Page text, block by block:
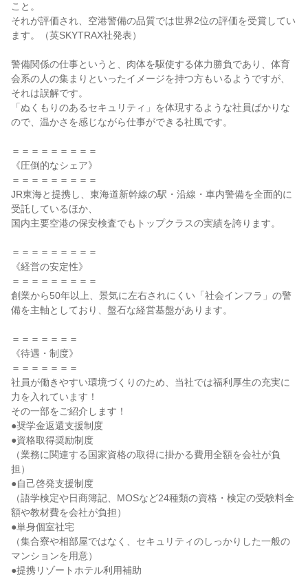
こと。
それが評価され、空港警備の品質では世界2位の評価を受賞してい
ます。（英SKYTRAX社発表）
警備関係の仕事というと、肉体を駆使する体力勝負であり、体育
会系の人の集まりといったイメージを持つ方もいるようですが、
それは誤解です。
「ぬくもりのあるセキュリティ」を体現するような社員ばかりな
ので、温かさを感じながら仕事ができる社風です。
＝＝＝＝＝＝＝＝＝
《圧倒的なシェア》
＝＝＝＝＝＝＝＝＝
JR東海と提携し、東海道新幹線の駅・沿線・車内警備を全面的に
受託しているほか、
国内主要空港の保安検査でもトップクラスの実績を誇ります。
＝＝＝＝＝＝＝＝＝
《経営の安定性》
＝＝＝＝＝＝＝＝＝
創業から50年以上、景気に左右されにくい「社会インフラ」の警
備を主軸としており、盤石な経営基盤があります。
＝＝＝＝＝＝＝
《待遇・制度》
＝＝＝＝＝＝＝
社員が働きやすい環境づくりのため、当社では福利厚生の充実に
力を入れています！
その一部をご紹介します！
●奨学金返還支援制度
●資格取得奨励制度
（業務に関連する国家資格の取得に掛かる費用全額を会社が負
担）
●自己啓発支援制度
（語学検定や日商簿記、MOSなど24種類の資格・検定の受験料全
額や教材費を会社が負担）
●単身個室社宅
（集合寮や相部屋ではなく、セキュリティのしっかりした一般の
マンションを用意）
●提携リゾートホテル利用補助